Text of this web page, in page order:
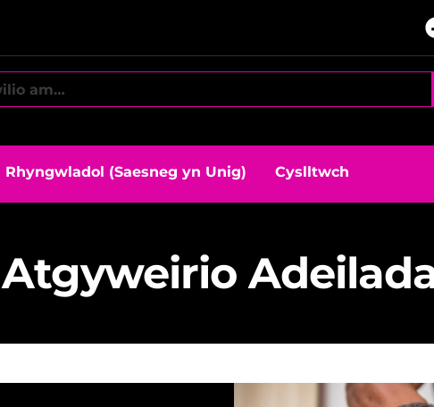
Rhyngwladol (Saesneg yn Unig) Cyslltwch
Atgyweirio